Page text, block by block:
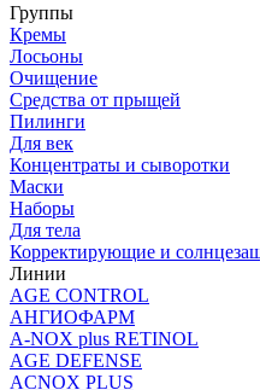
Группы
Кремы
Лосьоны
Очищение
Средства от прыщей
Пилинги
Для век
Концентраты и сыворотки
Маски
Наборы
Для тела
Корректирующие и
Линии
AGE CONTROL
АНГИОФАРМ
A-NOX plus RETINOL
AGE DEFENSE
ACNOX PLUS